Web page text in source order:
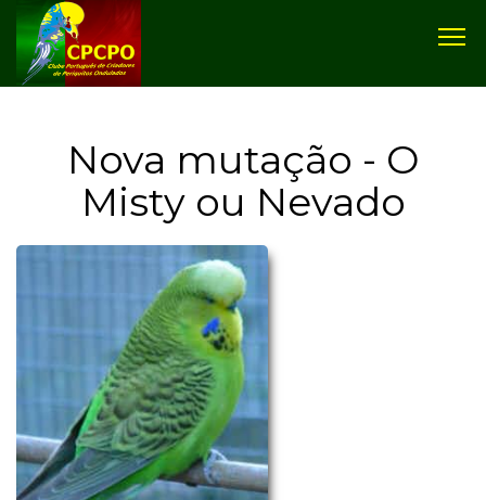
Nova mutação - O
Misty ou Nevado